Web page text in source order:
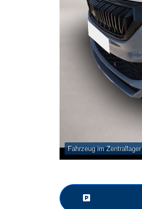
Fahrzeug im Zentrallager